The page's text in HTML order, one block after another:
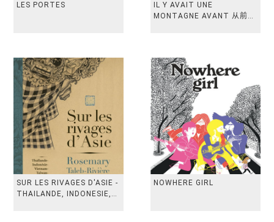
LES PORTES
IL Y AVAIT UNE
MONTAGNE AVANT 从前有
SUR LES RIVAGES D'ASIE -
THAILANDE, INDONESIE,
NOWHERE GIRL